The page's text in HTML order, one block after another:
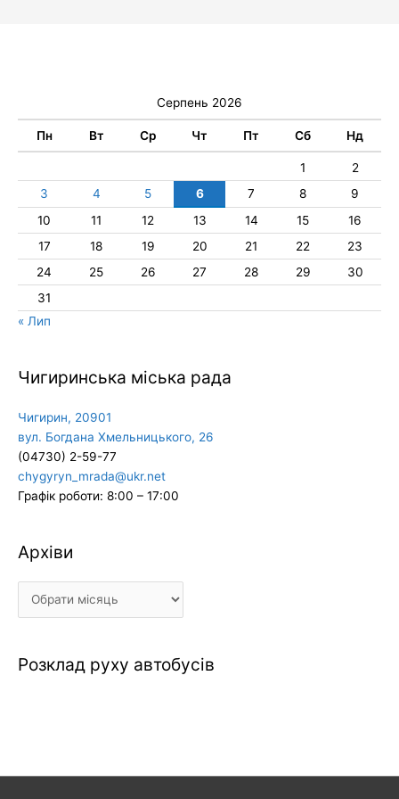
Серпень 2026
Пн Вт Ср Чт Пт Сб Нд
1
2
3
4 5 6 7 8
9
10
11 12 13 14 15
16
17
18 19 20 21 22
23
24
25 26 27 28 29
30
31
« Лип
Чигиринська міська рада
Чигирин, 20901
вул. Богдана Хмельницького, 26
(04730) 2-59-77
chygyryn_mrada@ukr.net
Графік роботи: 8:00 – 17:00
Архіви
Архіви
Розклад руху автобусів